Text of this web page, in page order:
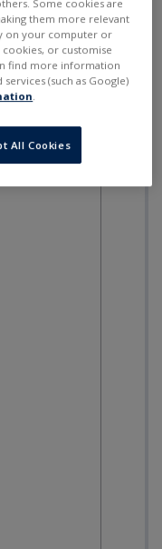
Some cookies are
them more relevant
on your computer or
or customise
find more information
(such as Google)
.
All Cookies